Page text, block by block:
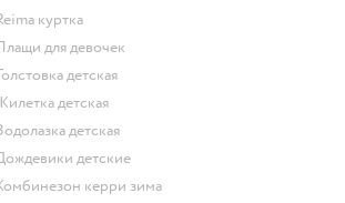
Reima куртка
Плащи для девочек
Толстовка детская
Жилетка детская
Водолазка детская
Дождевики детские
Комбинезон керри зима